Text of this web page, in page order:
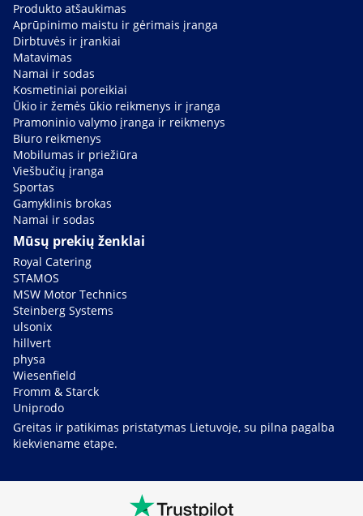
Produkto atšaukimas
Aprūpinimo maistu ir gėrimais įranga
Dirbtuvės ir įrankiai
Matavimas
Namai ir sodas
Kosmetiniai poreikiai
Ūkio ir žemės ūkio reikmenys ir įranga
Pramoninio valymo įranga ir reikmenys
Biuro reikmenys
Mobilumas ir priežiūra
Viešbučių įranga
Sportas
Gamyklinis brokas
Namai ir sodas
Mūsų prekių ženklai
Royal Catering
STAMOS
MSW Motor Technics
Steinberg Systems
ulsonix
hillvert
physa
Wiesenfield
Fromm & Starck
Uniprodo
Greitas ir patikimas pristatymas Lietuvoje, su pilna pagalba
kiekviename etape.